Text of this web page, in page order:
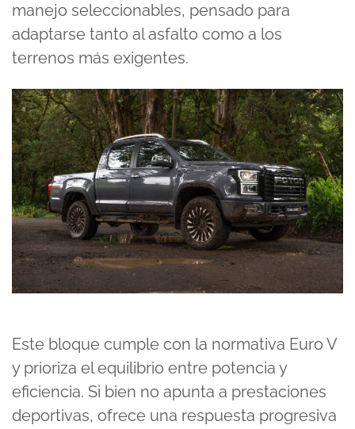
manejo seleccionables, pensado para
adaptarse tanto al asfalto como a los
terrenos más exigentes.
Este bloque cumple con la normativa Euro V
y prioriza el equilibrio entre potencia y
eficiencia. Si bien no apunta a prestaciones
deportivas, ofrece una respuesta progresiva